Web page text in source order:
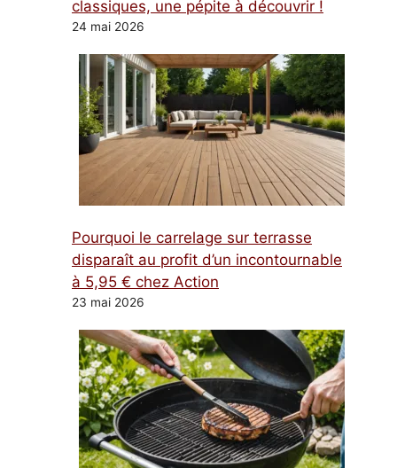
classiques, une pépite à découvrir !
24 mai 2026
Pourquoi le carrelage sur terrasse
disparaît au profit d’un incontournable
à 5,95 € chez Action
23 mai 2026